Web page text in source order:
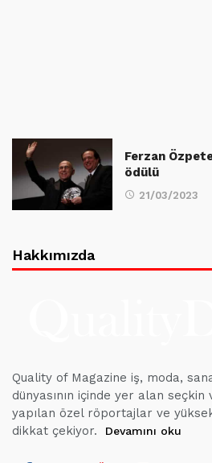
Ferzan
ödülü
21/03/2023
Hakkımızda
Quality of Magazine iş, moda,
dünyasının içinde yer alan
yapılan özel röportajlar ve
dikkat çekiyor.
Devamını oku